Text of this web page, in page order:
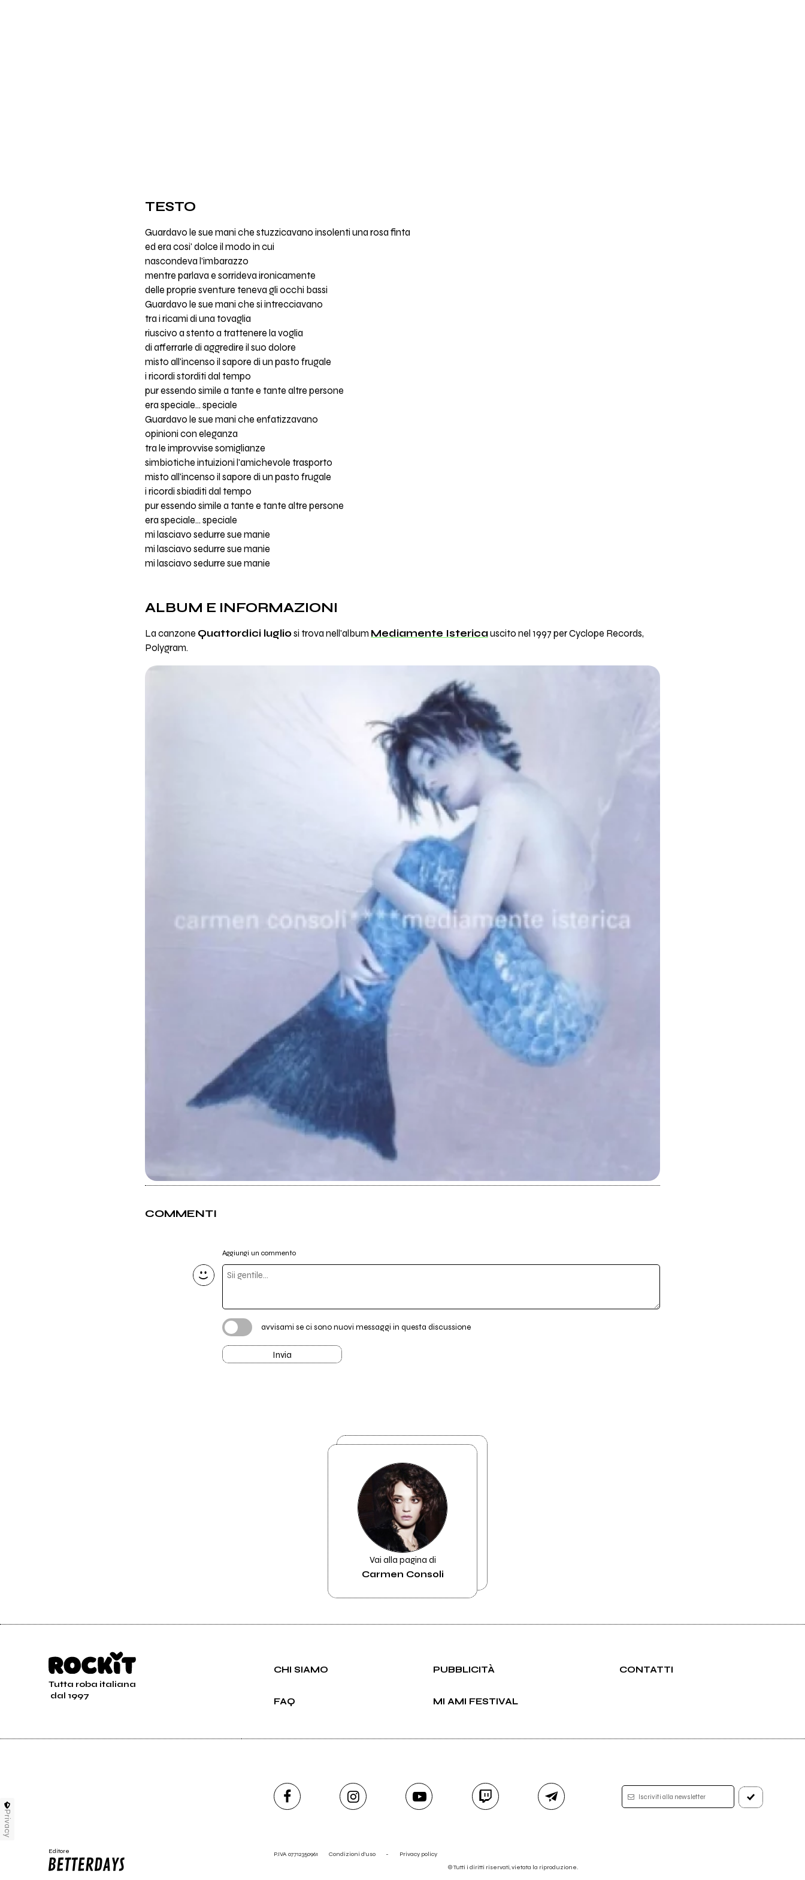
TESTO
Guardavo le sue mani che stuzzicavano insolenti una rosa finta
ed era cosi' dolce il modo in cui
nascondeva l'imbarazzo
mentre parlava e sorrideva ironicamente
delle proprie sventure teneva gli occhi bassi
Guardavo le sue mani che si intrecciavano
tra i ricami di una tovaglia
riuscivo a stento a trattenere la voglia
di afferrarle di aggredire il suo dolore
misto all'incenso il sapore di un pasto frugale
i ricordi storditi dal tempo
pur essendo simile a tante e tante altre persone
era speciale... speciale
Guardavo le sue mani che enfatizzavano
opinioni con eleganza
tra le improvvise somiglianze
simbiotiche intuizioni l'amichevole trasporto
misto all'incenso il sapore di un pasto frugale
i ricordi sbiaditi dal tempo
pur essendo simile a tante e tante altre persone
era speciale... speciale
mi lasciavo sedurre sue manie
mi lasciavo sedurre sue manie
mi lasciavo sedurre sue manie
ALBUM E INFORMAZIONI
La canzone Quattordici lugliosi trova nell'album Mediamente Istericauscito nel 1997 per Cyclope Records,
Polygram.
COMMENTI
Aggiungi un commento
avvisami se ci sono nuovi messaggi in questa discussione
Invia
Vai alla pagina di
Carmen Consoli
Tutta roba italiana
dal 1997
CHI SIAMO PUBBLICITÀ CONTATTI
FAQ MI AMI FESTIVAL
Iscriviti alla newsletter
Editore P.IVA 07712350961 Condizioni d'uso -
Privacy policy
© Tutti i diritti riservati, vietata la riproduzione.
Privacy